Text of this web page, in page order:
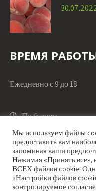
ВРЕМЯ
Ежедневно с 9 до 18
По будням
По выходным
Мы используем файлы
предоставить вам
запоминая ваши
Нажимая «Принять все»,
ВСЕХ файлов cookie.
«Настройки файлов
контролируемое